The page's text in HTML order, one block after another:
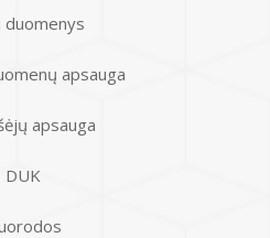
duomenys
apsauga
apsauga
DUK